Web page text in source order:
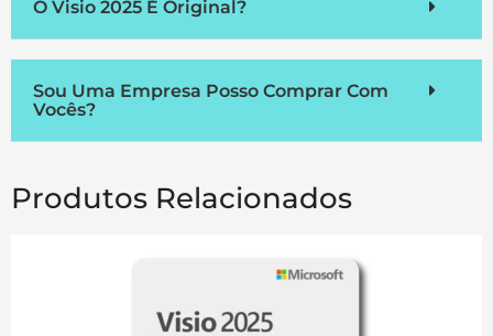
O Visio 2025 É Original?
Sou Uma Empresa Posso Comprar Com
Vocês?
Produtos Relacionados